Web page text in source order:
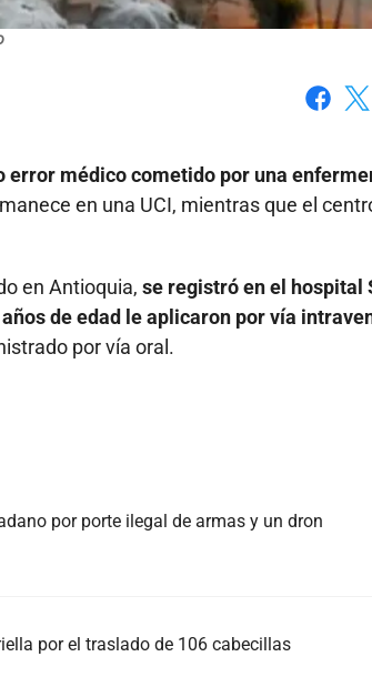
error médico cometido por una
en una UCI, mientras que el
en Antioquia, se registró en el hospital
de edad le aplicaron por vía
por vía oral.
por porte ilegal de armas y un dron
por el traslado de 106 cabecillas